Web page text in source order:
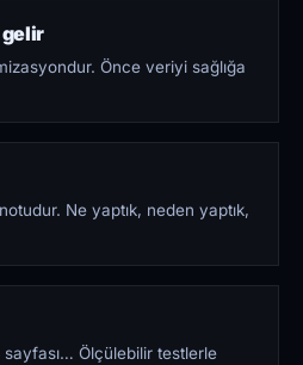
gelir
Önce veriyi sağlığa
Ne yaptık, neden yaptık,
sayfası… Ölçülebilir testlerle